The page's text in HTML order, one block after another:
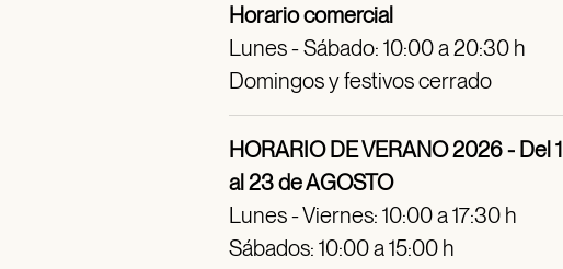
Horario comercial
Lunes - Sábado: 10:00 a 20:30 h
Domingos y festivos cerrado
HORARIO DE VERANO 2026 - Del 1
al 23 de AGOSTO
Lunes - Viernes: 10:00 a 17:30 h
Sábados: 10:00 a 15:00 h